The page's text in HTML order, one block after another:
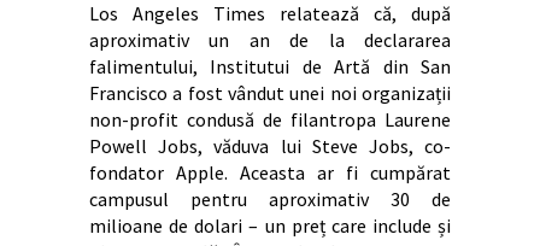
Los Angeles Times relatează că, după
aproximativ un an de la declararea
falimentului, Institutui de Artă din San
Francisco a fost vândut unei noi organizații
non-profit condusă de filantropa Laurene
Powell Jobs, văduva lui Steve Jobs, co-
fondator Apple. Aceasta ar fi cumpărat
campusul pentru aproximativ 30 de
milioane de dolari – un preț care include și